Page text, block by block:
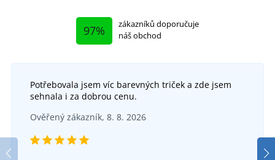
97%
zákazníků doporučuje
náš obchod
Potřebovala jsem víc barevných triček a zde jsem
sehnala i za dobrou cenu.
Ověřený zákazník, 8. 8. 2026